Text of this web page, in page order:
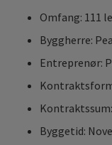
Omfang: 111
Byggherre:
Entreprenør:
Kontraktssum:
Byggetid: